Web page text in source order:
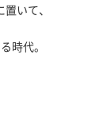
いて、
時代。